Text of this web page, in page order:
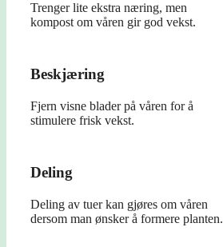
Trenger lite ekstra næring, men
kompost om våren gir god vekst.
Beskjæring
Fjern visne blader på våren for å
stimulere frisk vekst.
Deling
Deling av tuer kan gjøres om våren
dersom man ønsker å formere planten.